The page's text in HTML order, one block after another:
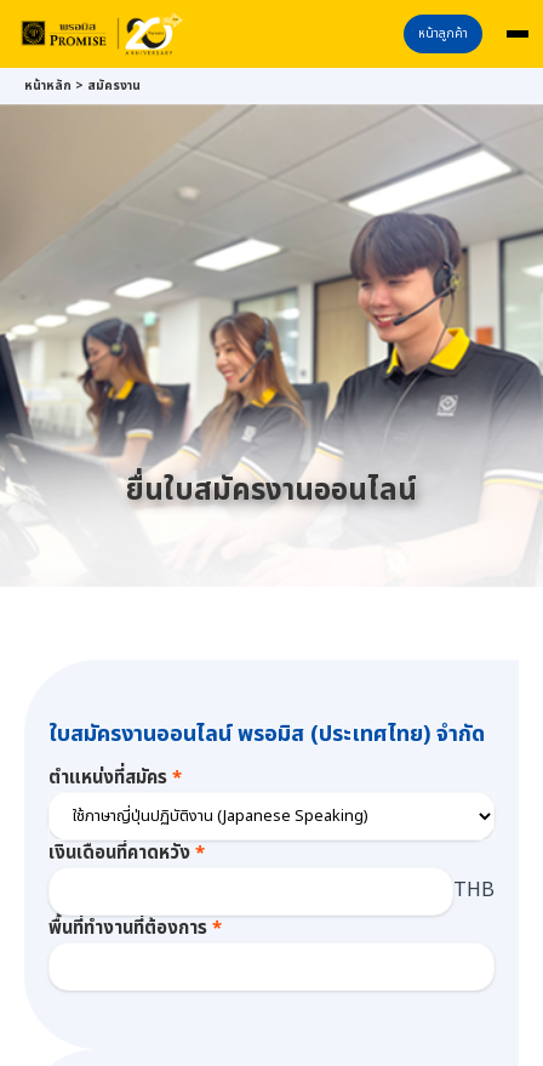
หน้าลูกค้า
หน้าหลัก > สมัครงาน
ยื่นใบสมัครงานออนไลน์
ใบสมัครงานออนไลน์ พรอมิส (ประเทศไทย) จำกัด
ตำแหน่งที่สมัคร
เงินเดือนที่คาดหวัง
THB
พื้นที่ทำงานที่ต้องการ